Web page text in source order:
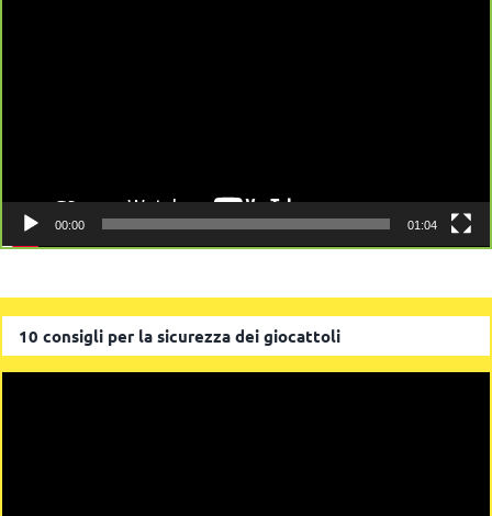
00:00 01:04
10 consigli per la sicurezza dei giocattoli